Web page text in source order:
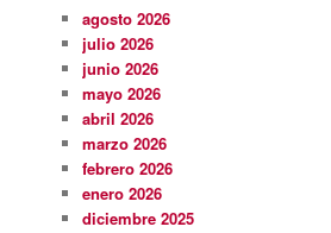
agosto 2026
julio 2026
junio 2026
mayo 2026
abril 2026
marzo 2026
febrero 2026
enero 2026
diciembre 2025